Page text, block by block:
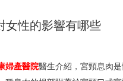
女性的影響有哪些
婦產醫院醫生介紹，宮頸息肉